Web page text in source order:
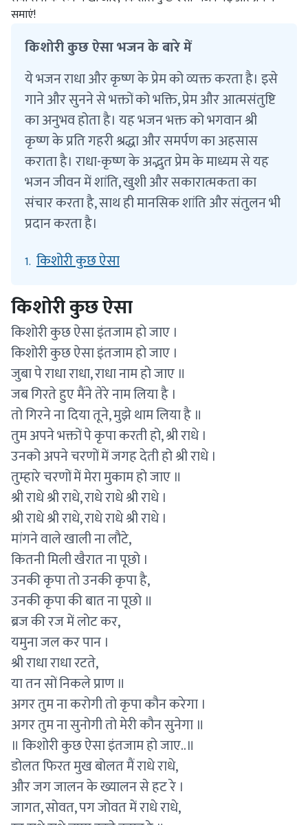
समाएं!
किशोरी कुछ ऐसा भजन के बारे में
ये भजन राधा और कृष्ण के प्रेम को व्यक्त करता है। इसे
गाने और सुनने से भक्तों को भक्ति, प्रेम और आत्मसंतुष्टि
का अनुभव होता है। यह भजन भक्त को भगवान श्री
कृष्ण के प्रति गहरी श्रद्धा और समर्पण का अहसास
कराता है। राधा-कृष्ण के अद्भुत प्रेम के माध्यम से यह
भजन जीवन में शांति, खुशी और सकारात्मकता का
संचार करता है, साथ ही मानसिक शांति और संतुलन भी
प्रदान करता है।
1. किशोरी कुछ ऐसा
किशोरी कुछ ऐसा
किशोरी कुछ ऐसा इंतजाम हो जाए ।
किशोरी कुछ ऐसा इंतजाम हो जाए ।
जुबा पे राधा राधा, राधा नाम हो जाए ॥
जब गिरते हुए मैंने तेरे नाम लिया है ।
तो गिरने ना दिया तूने, मुझे थाम लिया है ॥
तुम अपने भक्तों पे कृपा करती हो, श्री राधे ।
उनको अपने चरणों में जगह देती हो श्री राधे ।
तुम्हारे चरणों में मेरा मुकाम हो जाए ॥
श्री राधे श्री राधे, राधे राधे श्री राधे ।
श्री राधे श्री राधे, राधे राधे श्री राधे ।
मांगने वाले खाली ना लौटे,
कितनी मिली खैरात ना पूछो ।
उनकी कृपा तो उनकी कृपा है,
उनकी कृपा की बात ना पूछो ॥
ब्रज की रज में लोट कर,
यमुना जल कर पान ।
श्री राधा राधा रटते,
या तन सों निकले प्राण ॥
अगर तुम ना करोगी तो कृपा कौन करेगा ।
अगर तुम ना सुनोगी तो मेरी कौन सुनेगा ॥
॥ किशोरी कुछ ऐसा इंतजाम हो जाए..॥
डोलत फिरत मुख बोलत मैं राधे राधे,
और जग जालन के ख्यालन से हट रे ।
जागत, सोवत, पग जोवत में राधे राधे,